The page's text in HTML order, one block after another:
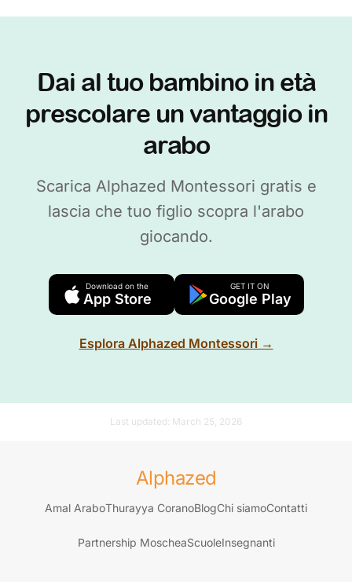
Dai al tuo bambino in età
prescolare un vantaggio in
arabo
Scarica Alphazed Montessori gratis e
lascia che tuo figlio scopra l'arabo
giocando.
Download on the
App Store
GET IT ON
Google Play
Esplora Alphazed Montessori →
Last updated: March 25, 2026
Alphazed
Amal AraboThurayya CoranoBlogChi siamoContatti
Partnership MoscheaScuoleInsegnanti